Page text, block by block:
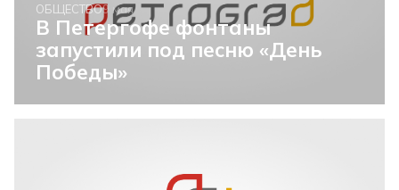
ОБЩЕСТВО9 мая
В Петергофе фонтаны
запустили под песню «День
Победы»